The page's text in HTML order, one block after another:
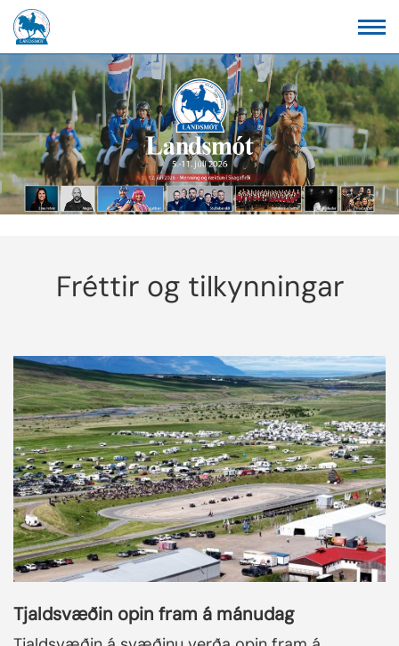
Fréttir og tilkynningar
Tjaldsvæðin opin fram á mánudag
READMORENEWS